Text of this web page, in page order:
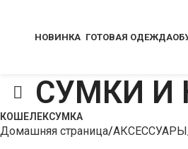
НОВИНКА ГОТОВАЯ ОДЕЖДА
СУМКИ И
КОШЕЛЕКСУМКА
Домашняя страница АКСЕССУАРЫ